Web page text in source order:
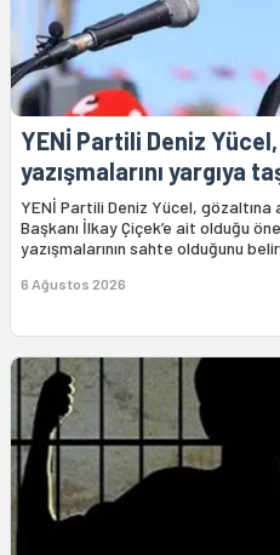
YENİ Partili Deniz
yazışmalarını yargıya
YENİ Partili Deniz Yücel, gözaltına
Başkanı İlkay Çiçek’e ait olduğu
yazışmalarının sahte olduğunu
6 Ağustos 2026